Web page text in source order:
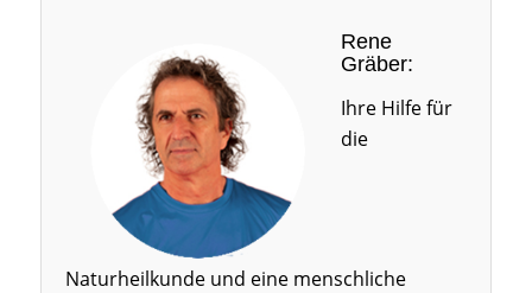
Rene
Gräber:
Ihre Hilfe für
die
Naturheilkunde und eine menschliche